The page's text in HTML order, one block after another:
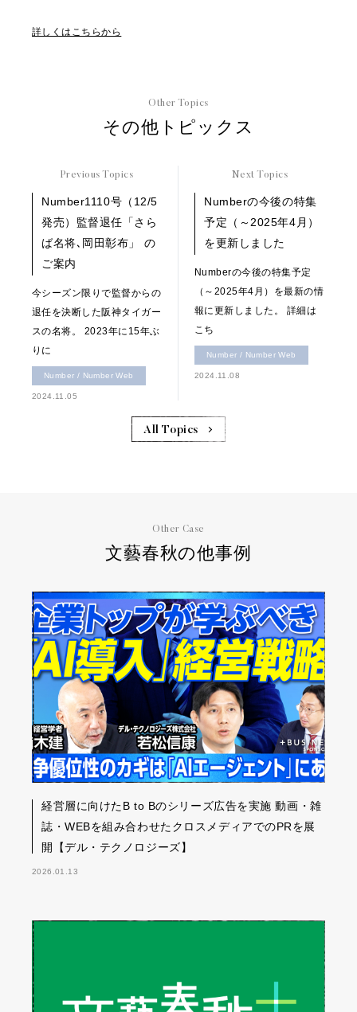
詳しくはこちらから
Other Topics
その他トピックス
Previous Topics
Number1110号（12/5
発売）監督退任「さら
ば名将､岡田彰布」 の
ご案内
今シーズン限りで監督からの
退任を決断した阪神タイガー
スの名将。 2023年に15年ぶ
りに
Number / Number Web
2024.11.05
Next Topics
Numberの今後の特集
予定（～2025年4月）
を更新しました
Numberの今後の特集予定
（～2025年4月）を最新の情
報に更新しました。 詳細は
こち
Number / Number Web
2024.11.08
All Topics
Other Case
文藝春秋の他事例
経営層に向けたB to Bのシリーズ広告を実施 動画・雑
誌・WEBを組み合わせたクロスメディアでのPRを展
開【デル・テクノロジーズ】
2026.01.13